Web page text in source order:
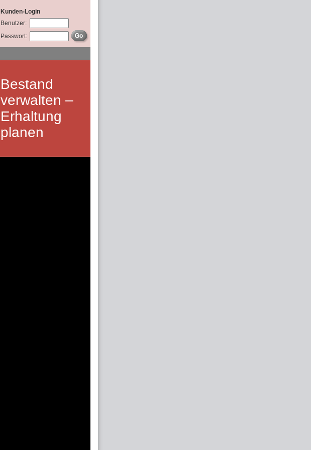
Kunden-Login
Benutzer:
Passwort:
Bestand
verwalten –
Erhaltung
planen